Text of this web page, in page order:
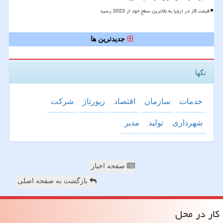
قیمت گاز در اروپا به بالاترین سطح خود از 2023 رسید
جدیدترین ها
تگها
خدمات سازمان اقتصاد رپورتاژ شركت
شهرداری تولید مدیر
صفحه اخبار
بازگشت به صفحه اصلی
كار در محل